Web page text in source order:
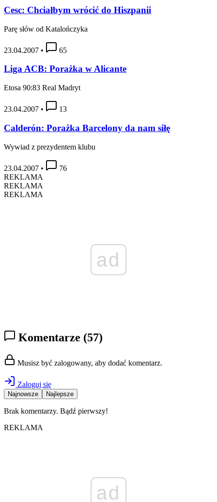
Cesc: Chciałbym wrócić do Hiszpanii
Parę słów od Katalończyka
23.04.2007 • 65
Liga ACB: Porażka w Alicante
Etosa 90:83 Real Madryt
23.04.2007 • 13
Calderón: Porażka Barcelony da nam siłę
Wywiad z prezydentem klubu
23.04.2007 •
76
REKLAMA
REKLAMA
REKLAMA
ad
Komentarze (57)
Musisz być zalogowany, aby dodać komentarz.
Zaloguj się
Najnowsze Najlepsze
Brak komentarzy. Bądź pierwszy!
REKLAMA
ad